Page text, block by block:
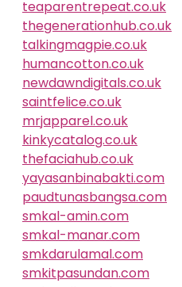
teaparentrepeat.co.uk
thegenerationhub.co.uk
talkingmagpie.co.uk
humancotton.co.uk
newdawndigitals.co.uk
saintfelice.co.uk
mrjapparel.co.uk
kinkycatalog.co.uk
thefaciahub.co.uk
yayasanbinabakti.com
paudtunasbangsa.com
smkal-amin.com
smkal-manar.com
smkdarulamal.com
smkitpasundan.com